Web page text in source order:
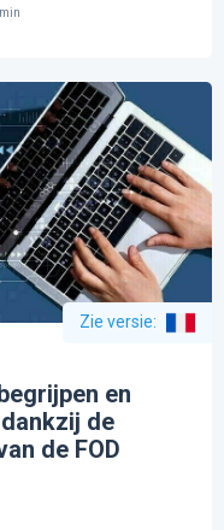
min
Zie versie:
en
de
de FOD